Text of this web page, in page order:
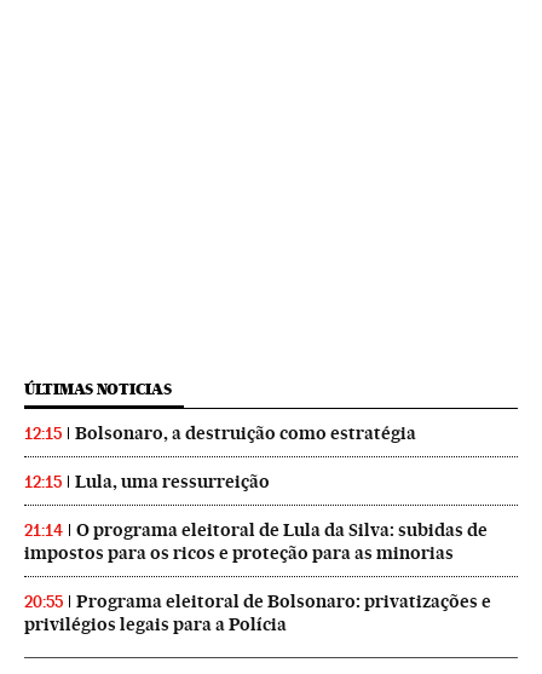
ÚLTIMAS NOTICIAS
12:15 Bolsonaro, a destruição como estratégia
12:15 Lula, uma ressurreição
21:14
O programa eleitoral de Lula da Silva: subidas de
impostos para os ricos e proteção para as minorias
20:55
Programa eleitoral de Bolsonaro: privatizações e
privilégios legais para a Polícia